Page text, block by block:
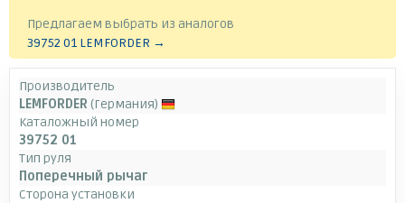
Предлагаем выбрать из аналогов
39752 01 LEMFORDER →
Производитель
LEMFORDER (Германия)
Каталожный номер
39752 01
Тип руля
Поперечный рычаг
Сторона установки